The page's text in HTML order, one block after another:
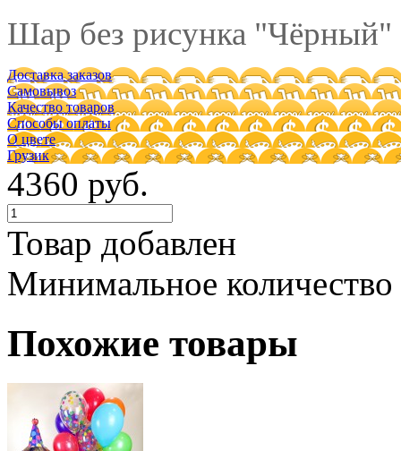
Шар без рисунка "Чёрный"
Доставка заказов
Самовывоз
Качество товаров
Способы оплаты
О цвете
Грузик
4360 руб.
Товар добавлен
Минимальное
Похожие товары